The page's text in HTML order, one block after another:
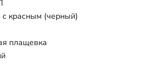
красным (черный)
плащевка